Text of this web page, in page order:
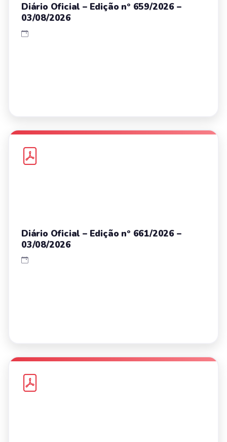
Diário Oficial – Edição nº 659/2026 –
03/08/2026
Diário Oficial – Edição nº 661/2026 –
03/08/2026